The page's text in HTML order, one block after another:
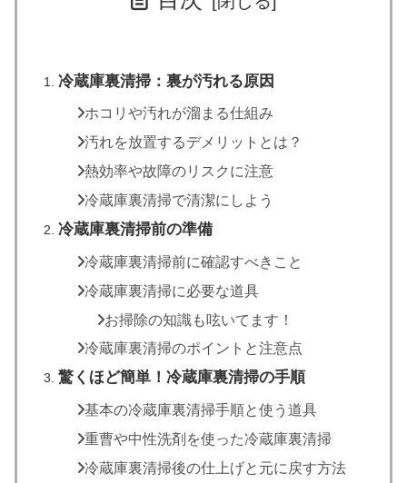
冷蔵庫裏清掃：裏が汚れる原因
ホコリや汚れが溜まる仕組み
汚れを放置するデメリットとは？
熱効率や故障のリスクに注意
冷蔵庫裏清掃で清潔にしよう
冷蔵庫裏清掃前の準備
冷蔵庫裏清掃前に確認すべきこと
冷蔵庫裏清掃に必要な道具
お掃除の知識も呟いてます！
冷蔵庫裏清掃のポイントと注意点
驚くほど簡単！冷蔵庫裏清掃の手順
基本の冷蔵庫裏清掃手順と使う道具
重曹や中性洗剤を使った冷蔵庫裏清掃
冷蔵庫裏清掃後の仕上げと元に戻す方法